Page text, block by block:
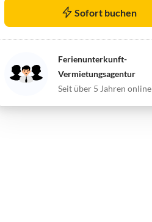
Sofort buchen
Ferienunterkunft-
Vermietungsagentur
Seit über 5 Jahren online